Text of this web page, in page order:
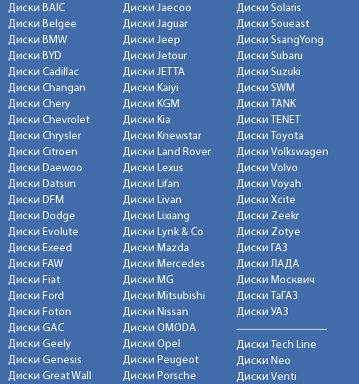
Диски BAIC
Диски Belgee
Диски BMW
Диски BYD
Диски Cadillac
Диски Changan
Диски Chery
Диски Chevrolet
Диски Chrysler
Диски Citroen
Диски Daewoo
Диски Datsun
Диски DFM
Диски Dodge
Диски Evolute
Диски Exeed
Диски FAW
Диски Fiat
Диски Ford
Диски Foton
Диски GAC
Диски Geely
Диски Genesis
Диски Great Wall
Диски Jaecoo
Диски Jaguar
Диски Jeep
Диски Jetour
Диски JETTA
Диски Kaiyi
Диски KGM
Диски Kia
Диски Knewstar
Диски Land Rover
Диски Lexus
Диски Lifan
Диски Livan
Диски Lixiang
Диски Lynk & Co
Диски Mazda
Диски Mercedes
Диски MG
Диски Mitsubishi
Диски Nissan
Диски OMODA
Диски Opel
Диски Peugeot
Диски Porsche
Диски Solaris
Диски Soueast
Диски SsangYong
Диски Subaru
Диски Suzuki
Диски SWM
Диски TANK
Диски TENET
Диски Toyota
Диски Volkswagen
Диски Volvo
Диски Voyah
Диски Xcite
Диски Zeekr
Диски Zotye
Диски ГАЗ
Диски ЛАДА
Диски Москвич
Диски ТаГАЗ
Диски УАЗ
Диски Tech Line
Диски Neo
Диски Venti